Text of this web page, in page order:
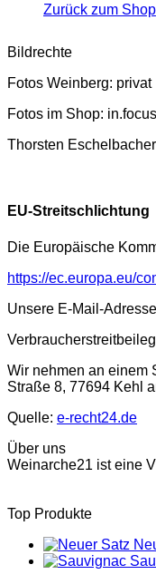
Zurück zum Shop
Bildrechte
Fotos Weinberg: privat
Fotos im Shop:
Thorsten
EU-Streitschlichtung
Die Europäische
https://ec.europa.eu/
Unsere E-Mail-
Wir nehmen an einem
Straße 8, 77694 Kehl
Quelle: e-recht24.de
Über uns
Weinarche21 ist eine
Top Produkte